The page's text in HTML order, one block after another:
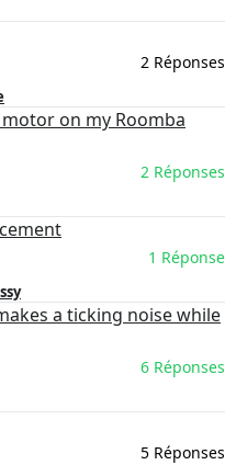
2 Réponses
on my Roomba
2 Réponses
1 Réponse
a ticking noise while
6 Réponses
5 Réponses